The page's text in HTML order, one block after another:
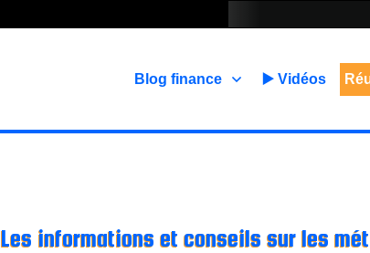
Blog finance ▶️ Vidéos
Les informations et conseils sur les